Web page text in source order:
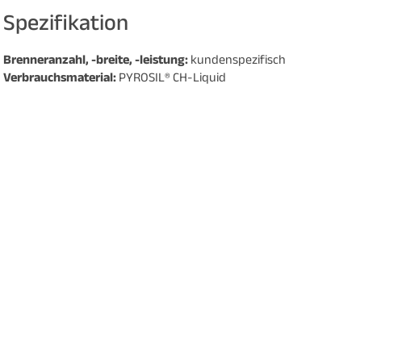
Spezifikation
Brenneranzahl, -breite, -leistung: kundenspezifisch
Verbrauchsmaterial: PYROSIL® CH-Liquid